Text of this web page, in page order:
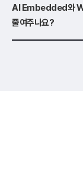
AI Embedded와
줄여주나요?